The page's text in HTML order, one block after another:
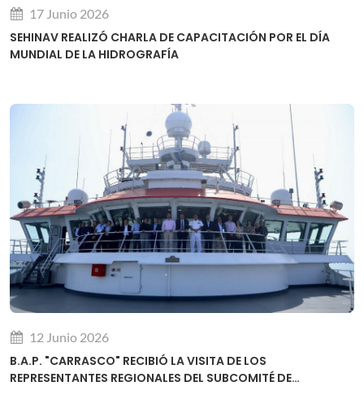
17 Junio 2026
SEHINAV REALIZÓ CHARLA DE CAPACITACIÓN POR EL DÍA
MUNDIAL DE LA HIDROGRAFÍA
12 Junio 2026
B.A.P. "CARRASCO" RECIBIÓ LA VISITA DE LOS
REPRESENTANTES REGIONALES DEL SUBCOMITÉ DE